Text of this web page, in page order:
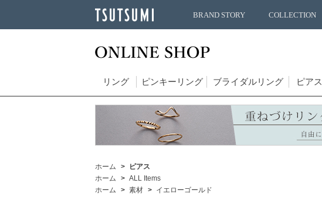
BRAND STORY COLLECTION
リング ピンキーリング ブライダルリング ピアス
ホーム
ピアス
ホーム
ALL Items
ホーム
素材
イエローゴールド